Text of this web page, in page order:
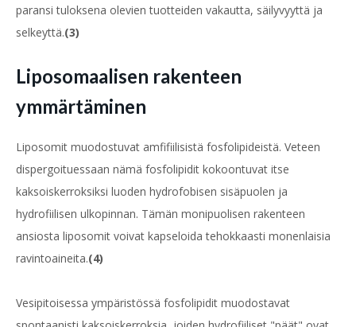
paransi tuloksena olevien tuotteiden vakautta, säilyvyyttä ja
selkeyttä.(3)
Liposomaalisen rakenteen
ymmärtäminen
Liposomit muodostuvat amfifiilisistä fosfolipideistä. Veteen
dispergoituessaan nämä fosfolipidit kokoontuvat itse
kaksoiskerroksiksi luoden hydrofobisen sisäpuolen ja
hydrofiilisen ulkopinnan. Tämän monipuolisen rakenteen
ansiosta liposomit voivat kapseloida tehokkaasti monenlaisia
ravintoaineita.(4)
Vesipitoisessa ympäristössä fosfolipidit muodostavat